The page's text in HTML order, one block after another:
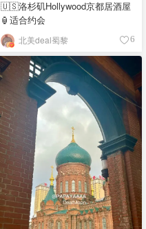
🇺🇸洛杉矶Hollywood京都居酒屋
🏮适合约会
北美deal蜀黎 6